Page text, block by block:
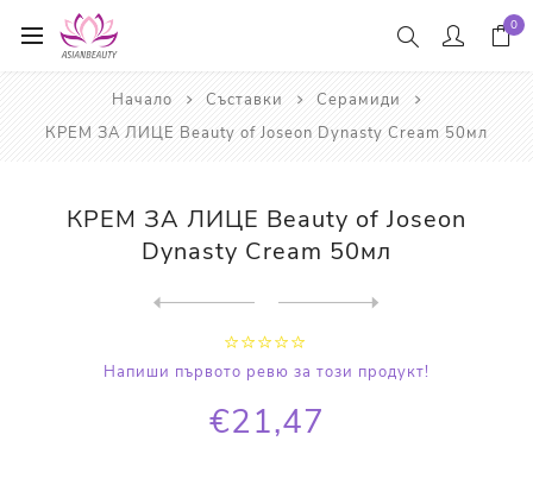
0
Начало Съставки
Серамиди
КРЕМ ЗА ЛИЦЕ Beauty of Joseon Dynasty Cream 50мл
КРЕМ ЗА ЛИЦЕ Beauty of Joseon
Dynasty Cream 50мл
Напиши първото ревю за този продукт!
€21,47